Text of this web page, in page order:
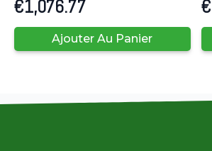
€1,076.77
Ajouter Au Panier
€